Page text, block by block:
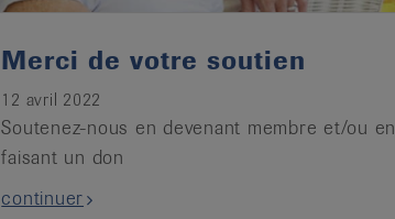
Merci de votre soutien
12 avril 2022
Soutenez-nous en devenant membre et/ou en
faisant un don
continuer